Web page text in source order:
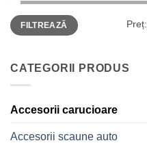
Preț
minim
Preț
maxim
FILTREAZĂ Preț:
CATEGORII PRODUS
Accesorii carucioare
Accesorii scaune auto